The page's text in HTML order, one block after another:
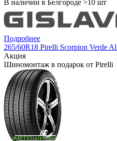
В наличии в Белгороде >10 шт
Подробнее
265/60R18 Pirelli Scorpion Verde
Акция
Шиномонтаж в подарок от Pirelli